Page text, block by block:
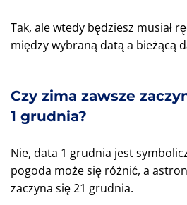
Tak, ale wtedy będziesz musiał
między wybraną datą a bieżącą
Czy zima zawsze
1 grudnia?
Nie, data 1 grudnia jest
pogoda może się różnić, a
zaczyna się 21 grudnia.